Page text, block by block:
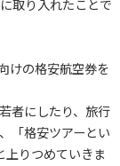
取り入れたことで
けの格安航空券を
者にしたり、旅行
「格安ツアーとい
上りつめていきま